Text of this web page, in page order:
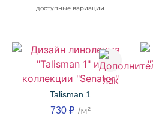
доступные вариации
Talisman 1
730 ₽ /м²